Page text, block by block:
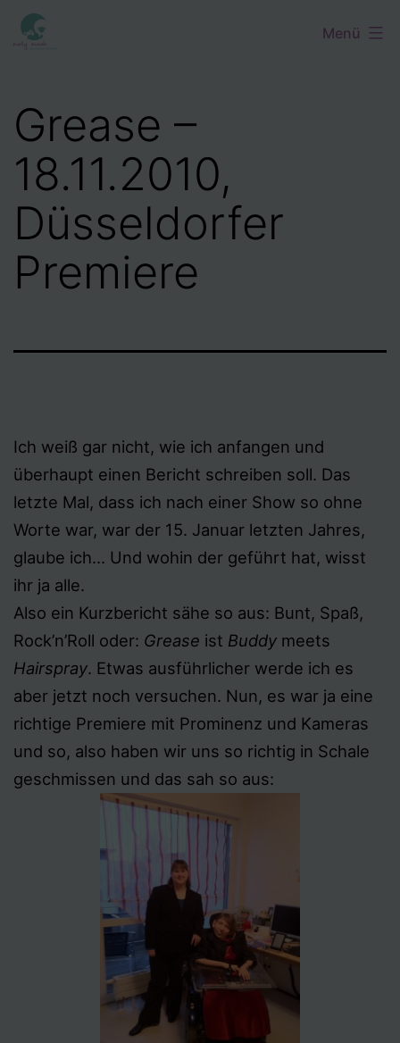
Zum
Inhalt
Menü
Grease –
18.11.2010,
Düsseldorfer
Premiere
Ich weiß gar nicht, wie ich anfangen und
überhaupt einen Bericht schreiben soll. Das
letzte Mal, dass ich nach einer Show so ohne
Worte war, war der 15. Januar letzten Jahres,
glaube ich… Und wohin der geführt hat, wisst
ihr ja alle.
Also ein Kurzbericht sähe so aus: Bunt, Spaß,
Rock’n’Roll oder: Grease ist Buddy meets
Hairspray. Etwas ausführlicher werde ich es
aber jetzt noch versuchen. Nun, es war ja eine
richtige Premiere mit Prominenz und Kameras
und so, also haben wir uns so richtig in Schale
geschmissen und das sah so aus: